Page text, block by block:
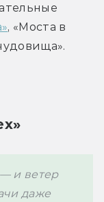
, «Моста в
и ветер
даже